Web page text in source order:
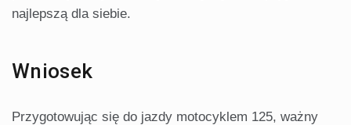
najlepszą dla siebie.
Wniosek
Przygotowując się do jazdy motocyklem 125, ważny